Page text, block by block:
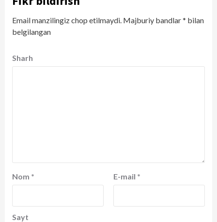
Email manzilingiz chop etilmaydi. Majburiy bandlar* bilan
belgilangan
Sharh
Nom * E-mail *
Sayt